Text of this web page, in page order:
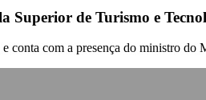
Superior de Turismo e
conta com a presença do ministro do